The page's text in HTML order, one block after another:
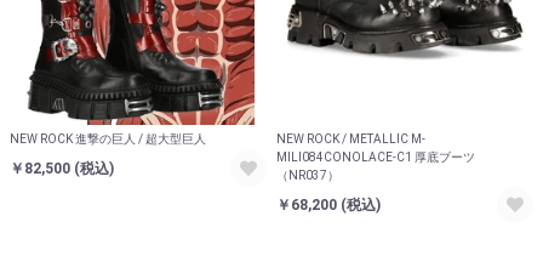
NEW ROCK 進撃の巨人 / 超大型巨人
￥82,500 (税込)
NEW ROCK / METALLIC M-
MILI084CONOLACE-C1 厚底ブーツ
（NR037）
￥68,200 (税込)